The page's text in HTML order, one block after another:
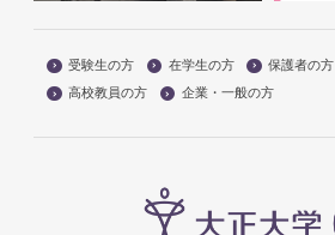
受験生の方 在学生の方 保護者の方
高校教員の方
企業・一般の方